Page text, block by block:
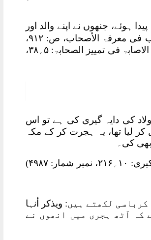
ہوئے، جنھوں نے اپنے والد اور
الاستیعاب فی معرفۃ الأصحاب، ص: ۹۱۲،
نمبر شمار: ۳۳۴۶/ص:۸۰۵، نمبر شمار: ۲۹۲۵/ ص: ۶۰، باب أسلم، نمبر شمار: ۷۳، الاصابۃ فی تمییز الصحابۃ: ۵؍۳۸،
کی دایہ گیری کی ہے تو اس
لیا تھا، یہ ہجرت کر کے مکہ
کی۔
الطبقات الکبری: ۱۰؍۲۱۶، نمبر شمار: ۴۹۸۷)
لکھتے ہیں: ویذکر أنہا
کیا جاتا ہے کہ آٹھ ہجری میں انھوں نے